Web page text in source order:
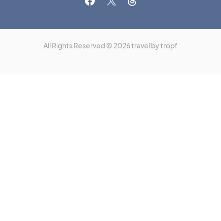
All Rights Reserved © 2026 travel by tropf